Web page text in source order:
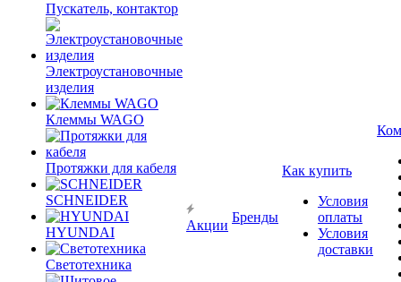
Пускатель, контактор
Электроустановочные
изделия
Клеммы WAGO
Протяжки для кабеля
SCHNEIDER
HYUNDAI
Светотехника
Акции
Бренды
Как купить
Условия
оплаты
Условия
доставки